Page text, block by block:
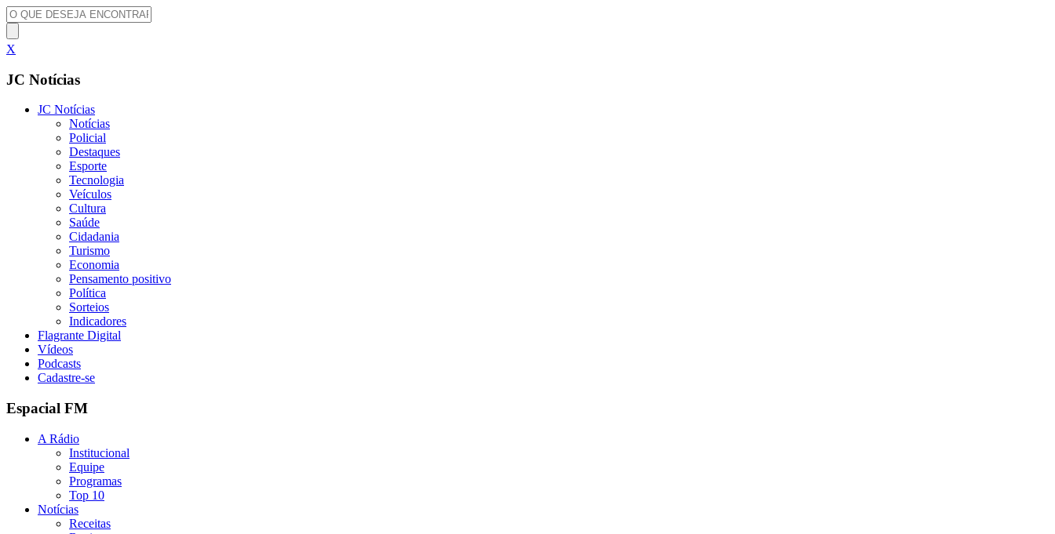
X
JC Notícias
JC Notícias
Notícias
Policial
Destaques
Esporte
Tecnologia
Veículos
Cultura
Saúde
Cidadania
Turismo
Economia
Pensamento positivo
Política
Sorteios
Indicadores
Flagrante Digital
Vídeos
Podcasts
Cadastre-se
Espacial FM
A Rádio
Institucional
Equipe
Programas
Top 10
Notícias
Receitas